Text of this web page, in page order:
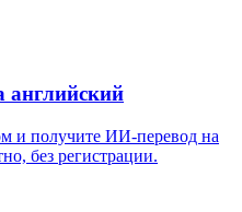
английский
и получите ИИ-перевод на
без регистрации.